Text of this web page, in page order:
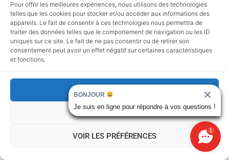
Pour offrir les meilleures expériences, nous utilisons des technologies
telles que les cookies pour stocker et/ou accéder aux informations des
appareils. Le fait de consentir à ces technologies nous permettra de
traiter des données telles que le comportement de navigation ou les ID
uniques sur ce site. Le fait de ne pas consentir ou de retirer son
consentement peut avoir un effet négatif sur certaines caractéristiques
et fonctions.
ACCEPTER
REFUSER
VOIR LES PRÉFÉRENCES
par le rapport humain à travers nos
échanges téléphoniques, cela à été un
peu long jusqu'à la livraison, j'aurais
aimé avoir plus de photos et
d'information à chaque étape, sinon
livraison bien déroulée, très bon
conseil et explications de Laurent, je
recommande cette entreprise.
Germán Catalán